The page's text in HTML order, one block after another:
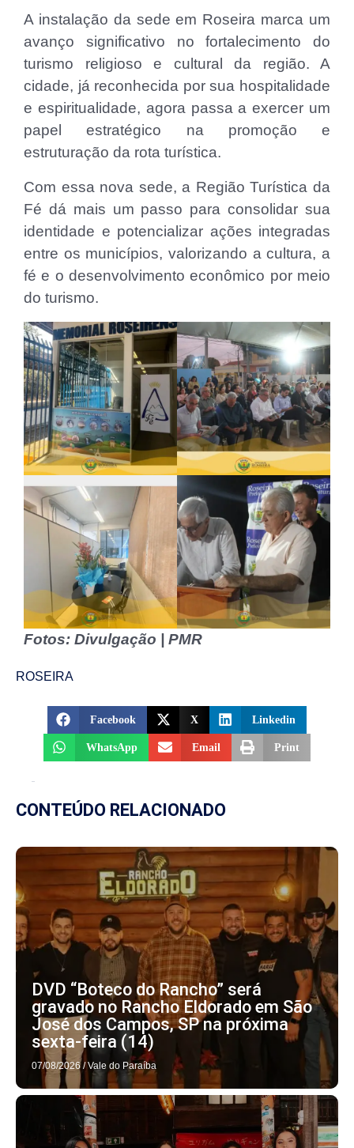
A instalação da sede em Roseira marca um
avanço significativo no fortalecimento do
turismo religioso e cultural da região. A
cidade, já reconhecida por sua hospitalidade
e espiritualidade, agora passa a exercer um
papel estratégico na promoção e
estruturação da rota turística.
Com essa nova sede, a Região Turística da
Fé dá mais um passo para consolidar sua
identidade e potencializar ações integradas
entre os municípios, valorizando a cultura, a
fé e o desenvolvimento econômico por meio
do turismo.
Fotos: Divulgação | PMR
ROSEIRA
Facebook X Linkedin
WhatsApp Email Print
CONTEÚDO RELACIONADO
DVD “Boteco do Rancho” será
gravado no Rancho Eldorado em São
José dos Campos, SP na próxima
sexta-feira (14)
07/08/2026 / Vale do Paraíba